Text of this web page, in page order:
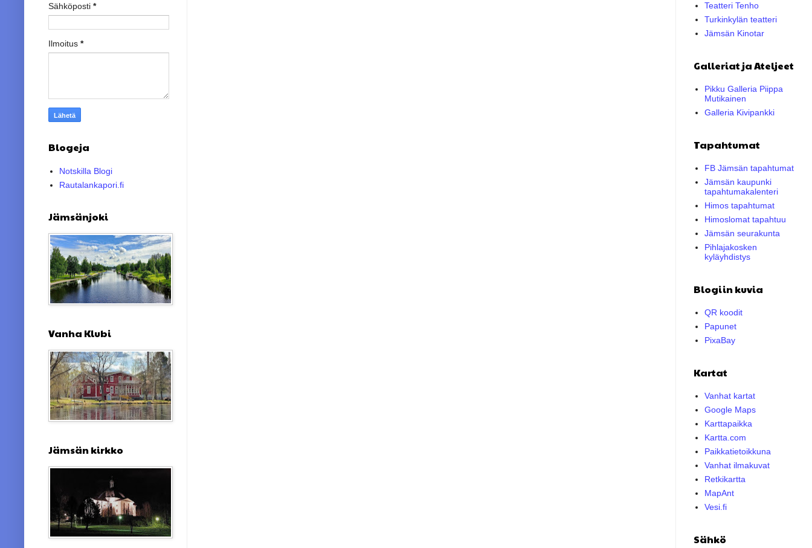
Sähköposti *
Ilmoitus *
Blogeja
Notskilla Blogi
Rautalankapori.fi
Jämsänjoki
Vanha Klubi
Jämsän kirkko
Teatteri Tenho
Turkinkylän teatteri
Jämsän Kinotar
Galleriat ja Ateljeet
Pikku Galleria Piippa
Mutikainen
Galleria Kivipankki
Tapahtumat
FB Jämsän tapahtumat
Jämsän kaupunki
tapahtumakalenteri
Himos tapahtumat
Himoslomat tapahtuu
Jämsän seurakunta
Pihlajakosken
kyläyhdistys
Blogiin kuvia
QR koodit
Papunet
PixaBay
Kartat
Vanhat kartat
Google Maps
Karttapaikka
Kartta.com
Paikkatietoikkuna
Vanhat ilmakuvat
Retkikartta
MapAnt
Vesi.fi
Sähkö